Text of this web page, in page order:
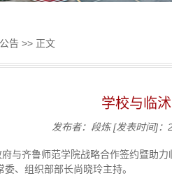
告 >> 正文
学校与临
发布者：段炼 [发表时间]：
与齐鲁师范学院战略合作签约暨助
、组织部部长尚晓玲主持。